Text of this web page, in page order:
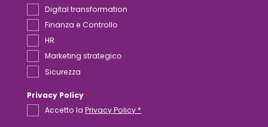
Digital transformation
Finanza e Controllo
HR
Marketing strategico
Sicurezza
Privacy Policy *
Accetto laPrivacy Policy *